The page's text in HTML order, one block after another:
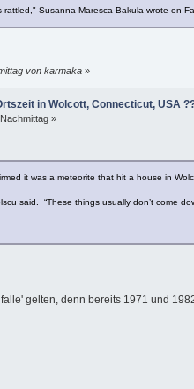
Susanna Maresca Bakula wrote on
von karmaka»
in Wolcott, Connecticut, USA
»
it was a meteorite that hit a house in
said. “These things usually don’t come
gelten, denn bereits 1971 und